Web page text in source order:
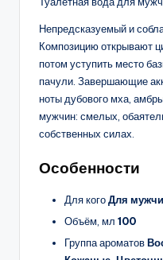
Непредсказуемый и
Композицию открывают
потом уступить место
пачули. Завершающие
ноты дубового мха,
мужчин: смелых,
собственных силах.
Особенности
Для когоДля
Объём, мл 100
Группа ароматов